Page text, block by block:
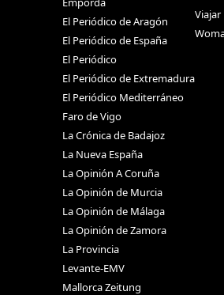
El Periódico de Aragón
El Periódico de España
El Periódico
El Periódico de Extremadura
El Periódico Mediterráneo
Faro de Vigo
La Crónica de Badajoz
La Nueva España
La Opinión A Coruña
La Opinión de Murcia
La Opinión de Málaga
La Opinión de Zamora
La Provincia
Levante-EMV
Mallorca Zeitung
Viajar